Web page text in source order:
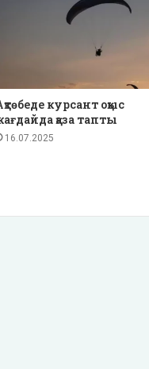
курсант оқыс
қаза тапты
16.07.2025